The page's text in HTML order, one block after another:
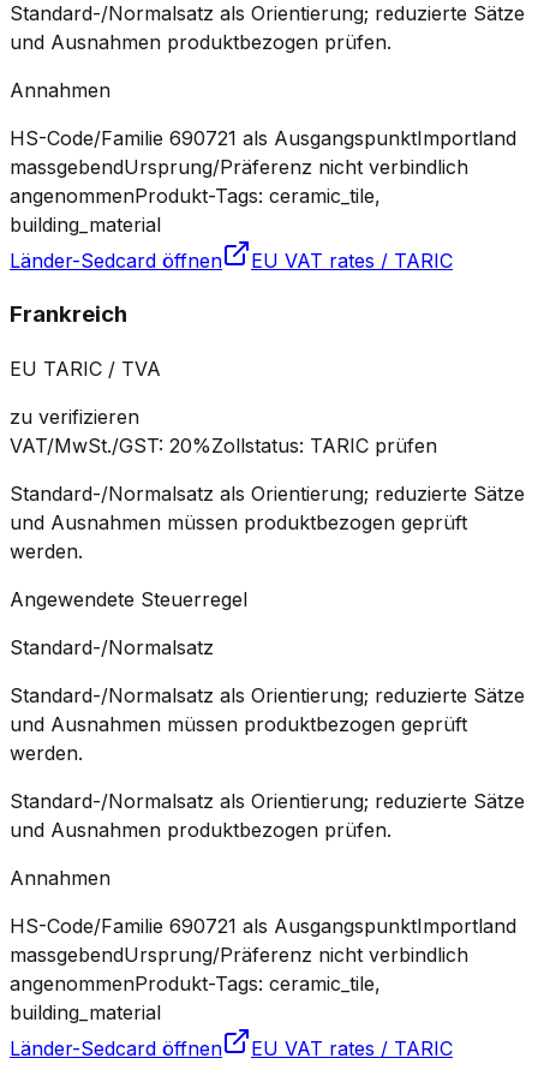
Standard-/Normalsatz als Orientierung; reduzierte Sätze
und Ausnahmen produktbezogen prüfen.
Annahmen
HS-Code/Familie 690721 als AusgangspunktImportland
massgebendUrsprung/Präferenz nicht verbindlich
angenommenProdukt-Tags: ceramic_tile,
building_material
Länder-Sedcard öffnen
EU VAT rates / TARIC
Frankreich
EU TARIC / TVA
zu verifizieren
VAT/MwSt./GST: 20%Zollstatus: TARIC prüfen
Standard-/Normalsatz als Orientierung; reduzierte Sätze
und Ausnahmen müssen produktbezogen geprüft
werden.
Angewendete Steuerregel
Standard-/Normalsatz
Standard-/Normalsatz als Orientierung; reduzierte Sätze
und Ausnahmen müssen produktbezogen geprüft
werden.
Standard-/Normalsatz als Orientierung; reduzierte Sätze
und Ausnahmen produktbezogen prüfen.
Annahmen
HS-Code/Familie 690721 als AusgangspunktImportland
massgebendUrsprung/Präferenz nicht verbindlich
angenommenProdukt-Tags: ceramic_tile,
building_material
Länder-Sedcard öffnen
EU VAT rates / TARIC